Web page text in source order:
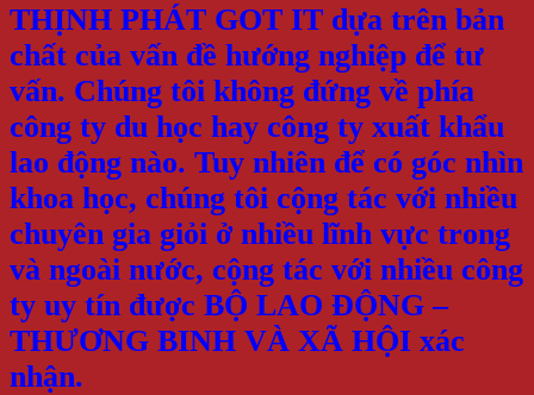
THỊNH PHÁT GOT IT dựa trên bản
chất của vấn đề hướng nghiệp để tư
vấn. Chúng tôi không đứng về phía
công ty du học hay công ty xuất khẩu
lao động nào. Tuy nhiên để có góc nhìn
khoa học, chúng tôi cộng tác với nhiều
chuyên gia giỏi ở nhiều lĩnh vực trong
và ngoài nước, cộng tác với nhiều công
ty uy tín được BỘ LAO ĐỘNG –
THƯƠNG BINH VÀ XÃ HỘI xác
nhận.